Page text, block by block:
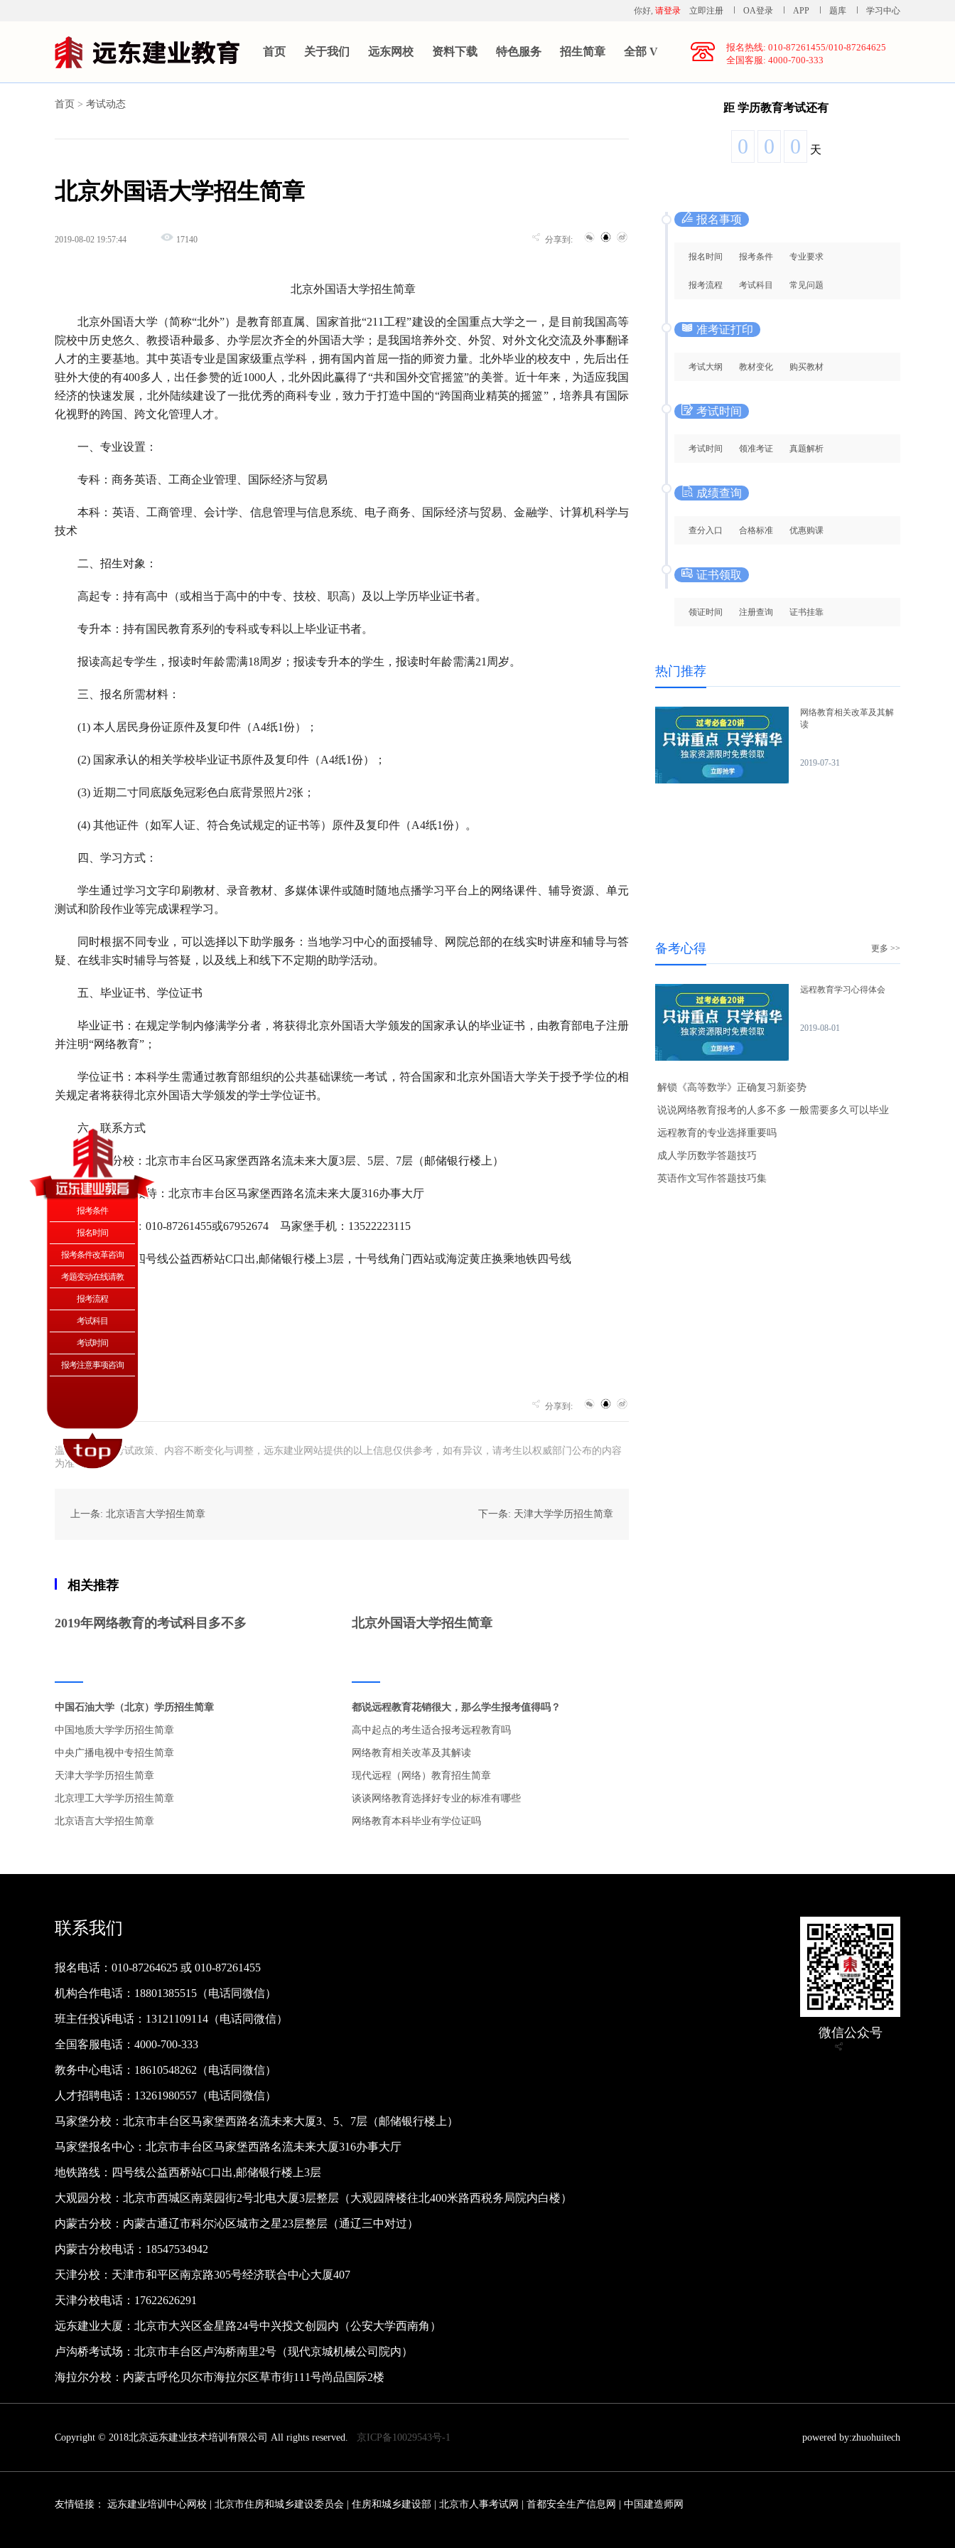
你好, 请登录 立即注册 OA登录 APP 题库 学习中心
首页 关于我们 远东网校 资料下载 特色服务 招生简章 全部 V
报名热线: 010-87261455/010-87264625
全国客服: 4000-700-333
首页 > 考试动态
北京外国语大学招生简章
2019-08-02 19:57:44 17140 分享到:
北京外国语大学招生简章
北京外国语大学（简称“北外”）是教育部直属、国家首批“211工程”建设的全国重点大学之一，是目前我国高等
院校中历史悠久、教授语种最多、办学层次齐全的外国语大学；是我国培养外交、外贸、对外文化交流及外事翻译
人才的主要基地。其中英语专业是国家级重点学科，拥有国内首屈一指的师资力量。北外毕业的校友中，先后出任
驻外大使的有400多人，出任参赞的近1000人，北外因此赢得了“共和国外交官摇篮”的美誉。近十年来，为适应我国
经济的快速发展，北外陆续建设了一批优秀的商科专业，致力于打造中国的“跨国商业精英的摇篮”，培养具有国际
化视野的跨国、跨文化管理人才。
一、专业设置：
专科：商务英语、工商企业管理、国际经济与贸易
本科：英语、工商管理、会计学、信息管理与信息系统、电子商务、国际经济与贸易、金融学、计算机科学与
技术
二、招生对象：
高起专：持有高中（或相当于高中的中专、技校、职高）及以上学历毕业证书者。
专升本：持有国民教育系列的专科或专科以上毕业证书者。
报读高起专学生，报读时年龄需满18周岁；报读专升本的学生，报读时年龄需满21周岁。
三、报名所需材料：
(1) 本人居民身份证原件及复印件（A4纸1份）；
(2) 国家承认的相关学校毕业证书原件及复印件（A4纸1份）；
(3) 近期二寸同底版免冠彩色白底背景照片2张；
(4) 其他证件（如军人证、符合免试规定的证书等）原件及复印件（A4纸1份）。
四、学习方式：
学生通过学习文字印刷教材、录音教材、多媒体课件或随时随地点播学习平台上的网络课件、辅导资源、单元
测试和阶段作业等完成课程学习。
同时根据不同专业，可以选择以下助学服务：当地学习中心的面授辅导、网院总部的在线实时讲座和辅导与答
疑、在线非实时辅导与答疑，以及线上和线下不定期的助学活动。
五、毕业证书、学位证书
毕业证书：在规定学制内修满学分者，将获得北京外国语大学颁发的国家承认的毕业证书，由教育部电子注册
并注明“网络教育”；
学位证书：本科学生需通过教育部组织的公共基础课统一考试，符合国家和北京外国语大学关于授予学位的相
关规定者将获得北京外国语大学颁发的学士学位证书。
六、联系方式
马家堡分校：北京市丰台区马家堡西路名流未来大厦3层、5层、7层（邮储银行楼上）
马家堡分校接待：北京市丰台区马家堡西路名流未来大厦316办事大厅
马家堡电话：010-87261455或67952674 马家堡手机：13522223115
地铁路线：四号线公益西桥站C口出,邮储银行楼上3层，十号线角门西站或海淀黄庄换乘地铁四号线
分享到:
温馨提示：因考试政策、内容不断变化与调整，远东建业网站提供的以上信息仅供参考，如有异议，请考生以权威部门公布的内容
为准！
上一条: 北京语言大学招生简章 下一条: 天津大学学历招生简章
相关推荐
2019年网络教育的考试科目多不多
中国石油大学（北京）学历招生简章
中国地质大学学历招生简章
中央广播电视中专招生简章
天津大学学历招生简章
北京理工大学学历招生简章
北京语言大学招生简章
北京外国语大学招生简章
都说远程教育花销很大，那么学生报考值得吗？
高中起点的考生适合报考远程教育吗
网络教育相关改革及其解读
现代远程（网络）教育招生简章
谈谈网络教育选择好专业的标准有哪些
网络教育本科毕业有学位证吗
距 学历教育考试还有
0 0 0 天
报名事项
报名时间 报考条件 专业要求
报考流程 考试科目 常见问题
准考证打印
考试大纲 教材变化 购买教材
考试时间
考试时间 领准考证 真题解析
成绩查询
查分入口 合格标准 优惠购课
证书领取
领证时间 注册查询 证书挂靠
热门推荐
网络教育相关改革及其解
读
2019-07-31
备考心得 更多 >>
远程教育学习心得体会
2019-08-01
解锁《高等数学》正确复习新姿势
说说网络教育报考的人多不多 一般需要多久可以毕业
远程教育的专业选择重要吗
成人学历数学答题技巧
英语作文写作答题技巧集
联系我们
报名电话：010-87264625 或 010-87261455
机构合作电话：18801385515（电话同微信）
班主任投诉电话：13121109114（电话同微信）
全国客服电话：4000-700-333
教务中心电话：18610548262（电话同微信）
人才招聘电话：13261980557（电话同微信）
马家堡分校：北京市丰台区马家堡西路名流未来大厦3、5、7层（邮储银行楼上）
马家堡报名中心：北京市丰台区马家堡西路名流未来大厦316办事大厅
地铁路线：四号线公益西桥站C口出,邮储银行楼上3层
大观园分校：北京市西城区南菜园街2号北电大厦3层整层（大观园牌楼往北400米路西税务局院内白楼）
内蒙古分校：内蒙古通辽市科尔沁区城市之星23层整层（通辽三中对过）
内蒙古分校电话：18547534942
天津分校：天津市和平区南京路305号经济联合中心大厦407
天津分校电话：17622626291
远东建业大厦：北京市大兴区金星路24号中兴投文创园内（公安大学西南角）
卢沟桥考试场：北京市丰台区卢沟桥南里2号（现代京城机械公司院内）
海拉尔分校：内蒙古呼伦贝尔市海拉尔区草市街111号尚品国际2楼
微信公众号
Copyright © 2018北京远东建业技术培训有限公司 All rights reserved. 京ICP备10029543号-1 powered by:zhuohuitech
友情链接： 远东建业培训中心网校 北京市住房和城乡建设委员会 住房和城乡建设部 北京市人事考试网 首都安全生产信息网 中国建造师网
报考条件
报名时间
报考条件改革咨询
考题变动在线请教
报考流程
考试科目
考试时间
报考注意事项咨询